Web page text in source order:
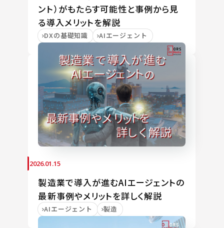
ント）がもたらす可能性と事例から見
る導入メリットを解説
DXの基礎知識 AIエージェント
2026.01.15
製造業で導入が進むAIエージェントの
最新事例やメリットを詳しく解説
AIエージェント 製造